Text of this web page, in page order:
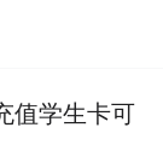
值学生卡可